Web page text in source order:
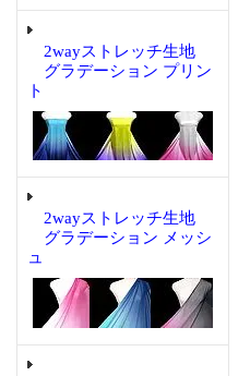
2wayストレッチ生地
グラデーション プリン
ト
2wayストレッチ生地
グラデーション メッシ
ュ